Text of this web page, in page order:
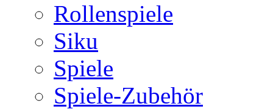
Rollenspiele
Siku
Spiele
Spiele-Zubehör